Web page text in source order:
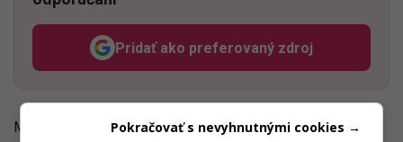
Pridať ako preferovaný zdroj
Odzadu, odkaz sa otvorí v
Mnohé značky nás často presviedčajú o tom, že ich krém
Pokračovať s nevyhnutnými cookies →